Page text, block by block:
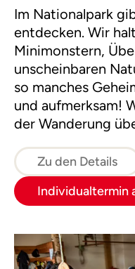
Im Nationalpark
entdecken. Wir
Minimonstern,
unscheinbaren
so manches
und aufmerksam!
der Wanderung
Zu den Details
Individualtermin